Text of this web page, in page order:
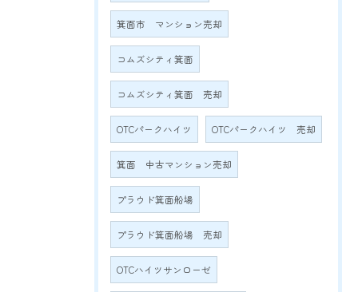
箕面市 マンション売却
コムズシティ箕面
コムズシティ箕面 売却
OTCパークハイツ OTCパークハイツ 売却
箕面 中古マンション売却
プラウド箕面船場
プラウド箕面船場 売却
OTCハイツサンローゼ